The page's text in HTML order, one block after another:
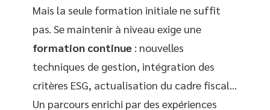
Mais la seule formation initiale ne suffit
pas. Se maintenir à niveau exige une
formation continue : nouvelles
techniques de gestion, intégration des
critères ESG, actualisation du cadre fiscal…
Un parcours enrichi par des expériences